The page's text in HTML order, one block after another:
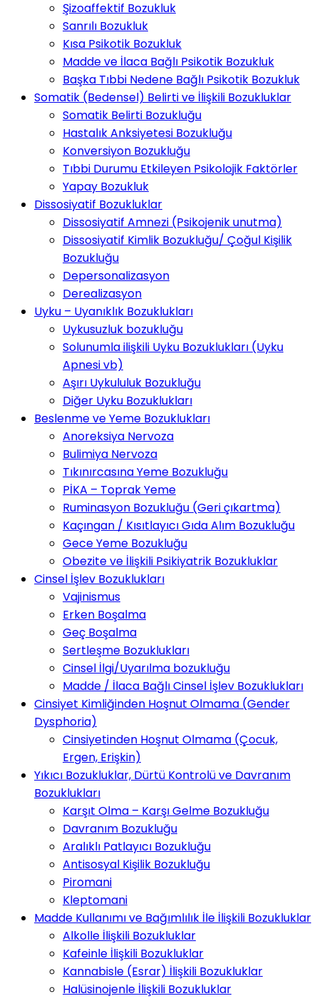
Şizoaffektif Bozukluk
Sanrılı Bozukluk
Kısa Psikotik Bozukluk
Madde ve İlaca Bağlı Psikotik Bozukluk
Başka Tıbbi Nedene Bağlı Psikotik Bozukluk
Somatik (Bedensel) Belirti ve İlişkili Bozukluklar
Somatik Belirti Bozukluğu
Hastalık Anksiyetesi Bozukluğu
Konversiyon Bozukluğu
Tıbbi Durumu Etkileyen Psikolojik Faktörler
Yapay Bozukluk
Dissosiyatif Bozukluklar
Dissosiyatif Amnezi (Psikojenik unutma)
Dissosiyatif Kimlik Bozukluğu/ Çoğul Kişilik
Bozukluğu
Depersonalizasyon
Derealizasyon
Uyku – Uyanıklık Bozuklukları
Uykusuzluk bozukluğu
Solunumla ilişkili Uyku Bozuklukları (Uyku
Apnesi vb)
Aşırı Uykululuk Bozukluğu
Diğer Uyku Bozuklukları
Beslenme ve Yeme Bozuklukları
Anoreksiya Nervoza
Bulimiya Nervoza
Tıkınırcasına Yeme Bozukluğu
PİKA – Toprak Yeme
Ruminasyon Bozukluğu (Geri çıkartma)
Kaçıngan / Kısıtlayıcı Gıda Alım Bozukluğu
Gece Yeme Bozukluğu
Obezite ve İlişkili Psikiyatrik Bozukluklar
Cinsel İşlev Bozuklukları
Vajinismus
Erken Boşalma
Geç Boşalma
Sertleşme Bozuklukları
Cinsel İlgi/Uyarılma bozukluğu
Madde / İlaca Bağlı Cinsel İşlev Bozuklukları
Cinsiyet Kimliğinden Hoşnut Olmama (Gender
Dysphoria)
Cinsiyetinden Hoşnut Olmama (Çocuk,
Ergen, Erişkin)
Yıkıcı Bozukluklar, Dürtü Kontrolü ve Davranım
Bozuklukları
Karşıt Olma – Karşı Gelme Bozukluğu
Davranım Bozukluğu
Aralıklı Patlayıcı Bozukluğu
Antisosyal Kişilik Bozukluğu
Piromani
Kleptomani
Madde Kullanımı ve Bağımlılık İle İlişkili Bozukluklar
Alkolle İlişkili Bozukluklar
Kafeinle İlişkili Bozukluklar
Kannabisle (Esrar) İlişkili Bozukluklar
Halüsinojenle İlişkili Bozukluklar